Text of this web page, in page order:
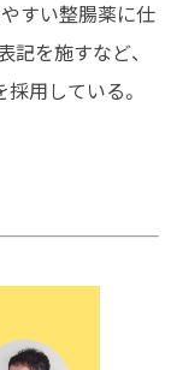
すい整腸薬に仕
記を施すなど、
用している。